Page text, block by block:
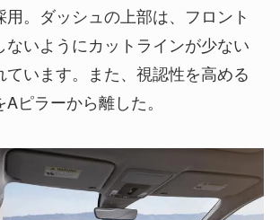
用。ダッシュの上部は、フロント
ないようにカットラインが少ない
ています。また、視認性を高める
ピラーから離した。